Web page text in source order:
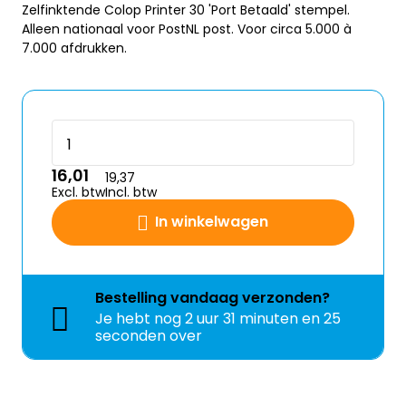
Zelfinktende Colop Printer 30 'Port Betaald' stempel.
Alleen nationaal voor PostNL post. Voor circa 5.000 à
7.000 afdrukken.
In winkelwagen
16,01
Excl. btw
19,37
Incl. btw
Bestellingvandaagverzonden?
Je hebt nog2 uur 31 minuten en 25
seconden over